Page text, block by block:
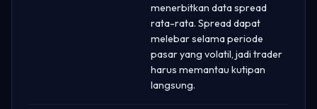
menerbitkan data spread
rata-rata. Spread dapat
melebar selama periode
pasar yang volatil, jadi trader
harus memantau kutipan
langsung.